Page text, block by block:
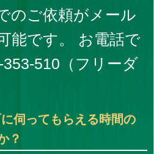
のご依頼がメール
能です。 お電話で
510（フリーダ
伺ってもらえる時間の
？